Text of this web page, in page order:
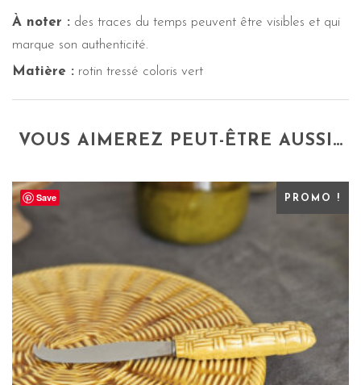
À noter : des traces du temps peuvent être visibles et qui
marque son authenticité.
Matière : rotin tressé coloris vert
VOUS AIMEREZ PEUT-ÊTRE AUSSI…
Save PROMO !